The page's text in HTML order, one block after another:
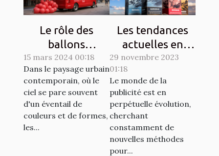
Le rôle des
ballons
publicitaires
dans les
campagnes de
sensibilisation
15 mars 2024 00:18
Dans le paysage urbain
contemporain, où le
ciel se pare souvent
d'un éventail de
couleurs et de formes,
les...
Les tendances
actuelles en
matière de
ballons
publicitaires
hélium
29 novembre 2023
01:18
Le monde de la
publicité est en
perpétuelle évolution,
cherchant
constamment de
nouvelles méthodes
pour...